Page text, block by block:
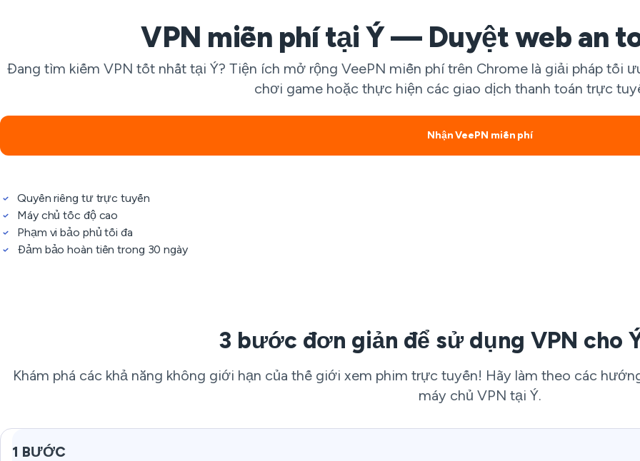
VPN miễn phí tại Ý — Duyệt web an
Đang tìm kiếm VPN tốt nhất tại Ý? Tiện ích mở rộng VeePN miễn phí trên Chrome là giải pháp tối
chơi game hoặc thực hiện các giao dịch thanh toán trực
Nhận VeePN miễn phí
Quyền riêng tư trực tuyến
Máy chủ tốc độ cao
Phạm vi bảo phủ tối đa
Đảm bảo hoàn tiền trong 30 ngày
3 bước đơn giản để sử dụng VPN cho
Khám phá các khả năng không giới hạn của thế giới xem phim trực tuyến! Hãy làm theo các
máy chủ VPN tại Ý.
1 BƯỚC